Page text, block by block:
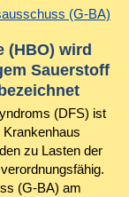
(G-BA)
(HBO) wird
Sauerstoff
(DFS) ist
zu Lasten der
(G-BA) am